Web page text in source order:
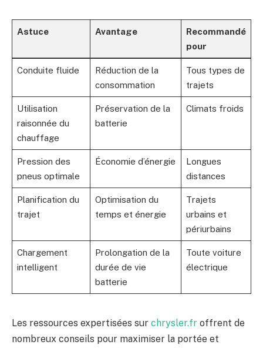
Astuce Avantage
Recommandé
pour
Conduite fluide
Réduction de la
consommation
Tous types de
trajets
Utilisation
raisonnée du
chauffage
Préservation de la
batterie
Climats froids
Pression des
pneus optimale
Économie d’énergie
Longues
distances
Planification du
trajet
Optimisation du
temps et énergie
Trajets
urbains et
périurbains
Chargement
intelligent
Prolongation de la
durée de vie
batterie
Toute voiture
électrique
Les ressources expertisées sur chrysler.fr offrent de
nombreux conseils pour maximiser la portée et